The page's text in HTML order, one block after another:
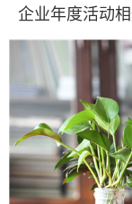
企业年度活动